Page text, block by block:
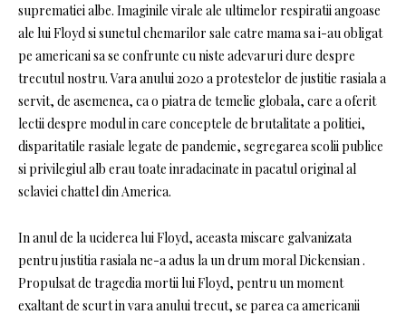
suprematiei albe. Imaginile virale ale ultimelor respiratii angoase
ale lui Floyd si sunetul chemarilor sale catre mama sa i-au obligat
pe americani sa se confrunte cu niste adevaruri dure despre
trecutul nostru. Vara anului 2020 a protestelor de justitie rasiala a
servit, de asemenea, ca o piatra de temelie globala, care a oferit
lectii despre modul in care conceptele de brutalitate a politiei,
disparitatile rasiale legate de pandemie, segregarea scolii publice
si privilegiul alb erau toate inradacinate in pacatul original al
sclaviei chattel din America.
In anul de la uciderea lui Floyd, aceasta miscare galvanizata
pentru justitia rasiala ne-a adus la un drum moral Dickensian .
Propulsat de tragedia mortii lui Floyd, pentru un moment
exaltant de scurt in vara anului trecut, se parea ca americanii